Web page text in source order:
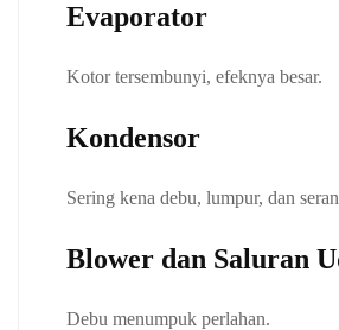
Evaporator
Kotor tersembunyi, efeknya besar.
Kondensor
Sering kena debu, lumpur, dan
Blower dan Saluran
Debu menumpuk perlahan.